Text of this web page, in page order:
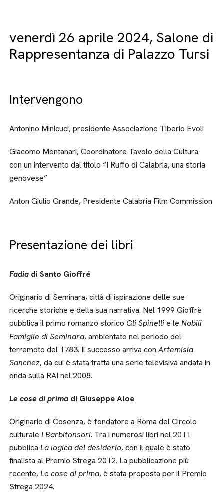
venerdì 26 aprile 2024, Salone di
Rappresentanza di Palazzo Tursi
Intervengono
Antonino Minicuci, presidente Associazione Tiberio Evoli
Giacomo Montanari, Coordinatore Tavolo della Cultura
con un intervento dal titolo “I Ruffo di Calabria, una storia
genovese”
Anton Giulio Grande, Presidente Calabria Film Commission
Presentazione dei libri
Fadia di Santo Gioffré
Originario di Seminara, città di ispirazione delle sue
ricerche storiche e della sua narrativa. Nel 1999 Gioffrè
pubblica il primo romanzo storico Gli Spinellie leNobili
Famiglie di Seminara, ambientato nel periodo del
terremoto del 1783. Il successo arriva conArtemisia
Sanchez, da cui è stata tratta una serie televisiva andata in
onda sulla RAI nel 2008.
Le cose di prima di Giuseppe Aloe
Originario di Cosenza, è fondatore a Roma del Circolo
culturaleI Barbitonsori. Tra i numerosi libri nel 2011
pubblicaLa logica del desiderio, con il quale è stato
finalista al Premio Strega 2012. La pubblicazione più
recente,Le cose di prima, è stata proposta per il Premio
Strega 2024.